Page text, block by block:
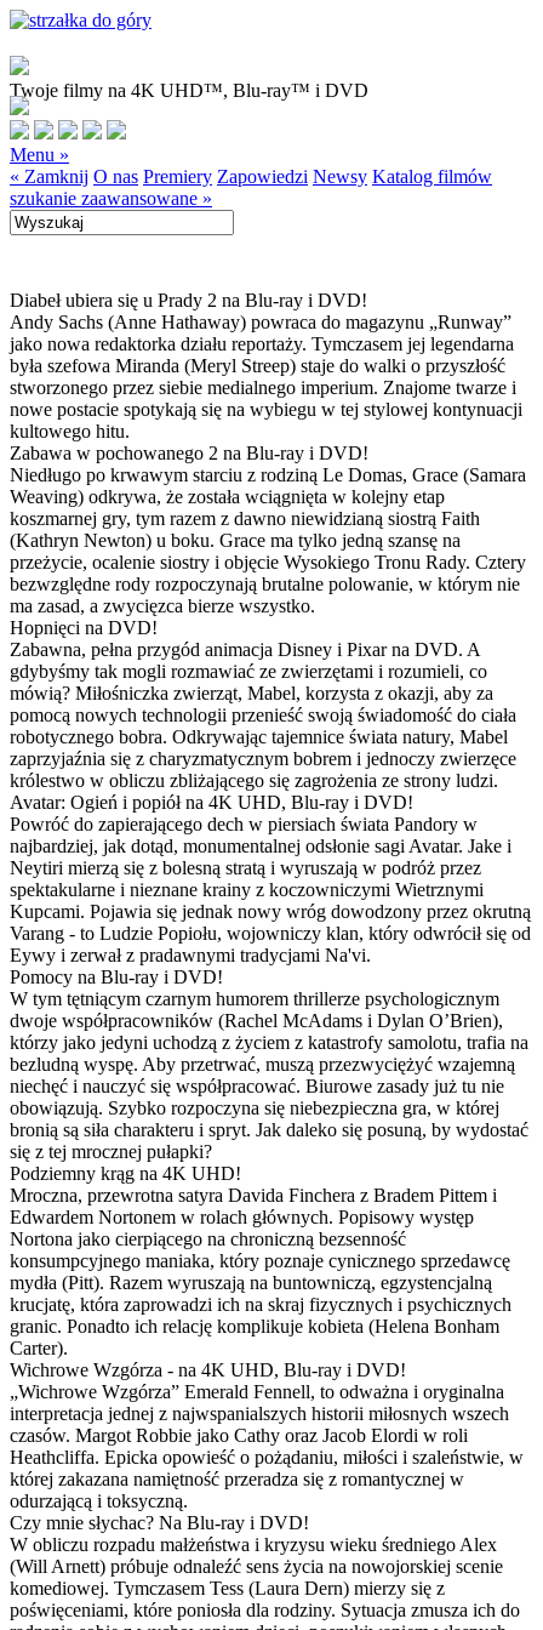
Twoje filmy na 4K UHD™, Blu-ray™ i DVD
Menu »
« Zamknij O nas Premiery Zapowiedzi Newsy Katalog filmów
szukanie zaawansowane »
Diabeł ubiera się u Prady 2 na Blu-ray i DVD!
Andy Sachs (Anne Hathaway) powraca do magazynu „Runway”
jako nowa redaktorka działu reportaży. Tymczasem jej legendarna
była szefowa Miranda (Meryl Streep) staje do walki o przyszłość
stworzonego przez siebie medialnego imperium. Znajome twarze i
nowe postacie spotykają się na wybiegu w tej stylowej kontynuacji
kultowego hitu.
Zabawa w pochowanego 2 na Blu-ray i DVD!
Niedługo po krwawym starciu z rodziną Le Domas, Grace (Samara
Weaving) odkrywa, że została wciągnięta w kolejny etap
koszmarnej gry, tym razem z dawno niewidzianą siostrą Faith
(Kathryn Newton) u boku. Grace ma tylko jedną szansę na
przeżycie, ocalenie siostry i objęcie Wysokiego Tronu Rady. Cztery
bezwzględne rody rozpoczynają brutalne polowanie, w którym nie
ma zasad, a zwycięzca bierze wszystko.
Hopnięci na DVD!
Zabawna, pełna przygód animacja Disney i Pixar na DVD. A
gdybyśmy tak mogli rozmawiać ze zwierzętami i rozumieli, co
mówią? Miłośniczka zwierząt, Mabel, korzysta z okazji, aby za
pomocą nowych technologii przenieść swoją świadomość do ciała
robotycznego bobra. Odkrywając tajemnice świata natury, Mabel
zaprzyjaźnia się z charyzmatycznym bobrem i jednoczy zwierzęce
królestwo w obliczu zbliżającego się zagrożenia ze strony ludzi.
Avatar: Ogień i popiół na 4K UHD, Blu-ray i DVD!
Powróć do zapierającego dech w piersiach świata Pandory w
najbardziej, jak dotąd, monumentalnej odsłonie sagi Avatar. Jake i
Neytiri mierzą się z bolesną stratą i wyruszają w podróż przez
spektakularne i nieznane krainy z koczowniczymi Wietrznymi
Kupcami. Pojawia się jednak nowy wróg dowodzony przez okrutną
Varang - to Ludzie Popiołu, wojowniczy klan, który odwrócił się od
Eywy i zerwał z pradawnymi tradycjami Na'vi.
Pomocy na Blu-ray i DVD!
W tym tętniącym czarnym humorem thrillerze psychologicznym
dwoje współpracowników (Rachel McAdams i Dylan O’Brien),
którzy jako jedyni uchodzą z życiem z katastrofy samolotu, trafia na
bezludną wyspę. Aby przetrwać, muszą przezwyciężyć wzajemną
niechęć i nauczyć się współpracować. Biurowe zasady już tu nie
obowiązują. Szybko rozpoczyna się niebezpieczna gra, w której
bronią są siła charakteru i spryt. Jak daleko się posuną, by wydostać
się z tej mrocznej pułapki?
Podziemny krąg na 4K UHD!
Mroczna, przewrotna satyra Davida Finchera z Bradem Pittem i
Edwardem Nortonem w rolach głównych. Popisowy występ
Nortona jako cierpiącego na chroniczną bezsenność
konsumpcyjnego maniaka, który poznaje cynicznego sprzedawcę
mydła (Pitt). Razem wyruszają na buntowniczą, egzystencjalną
krucjatę, która zaprowadzi ich na skraj fizycznych i psychicznych
granic. Ponadto ich relację komplikuje kobieta (Helena Bonham
Carter).
Wichrowe Wzgórza - na 4K UHD, Blu-ray i DVD!
„Wichrowe Wzgórza” Emerald Fennell, to odważna i oryginalna
interpretacja jednej z najwspanialszych historii miłosnych wszech
czasów. Margot Robbie jako Cathy oraz Jacob Elordi w roli
Heathcliffa. Epicka opowieść o pożądaniu, miłości i szaleństwie, w
której zakazana namiętność przeradza się z romantycznej w
odurzającą i toksyczną.
Czy mnie słychac? Na Blu-ray i DVD!
W obliczu rozpadu małżeństwa i kryzysu wieku średniego Alex
(Will Arnett) próbuje odnaleźć sens życia na nowojorskiej scenie
komediowej. Tymczasem Tess (Laura Dern) mierzy się z
poświęceniami, które poniosła dla rodziny. Sytuacja zmusza ich do